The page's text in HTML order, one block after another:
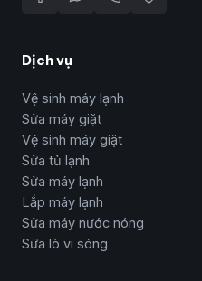
Dịch vụ
Vệ sinh máy lạnh
Sửa máy giặt
Vệ sinh máy giặt
Sửa tủ lạnh
Sửa máy lạnh
Lắp máy lạnh
Sửa máy nước nóng
Sửa lò vi sóng